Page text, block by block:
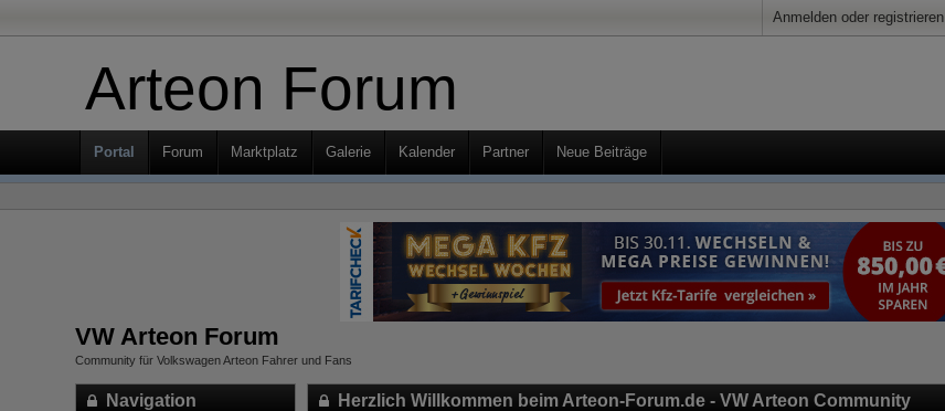
Anmelden oder registrieren
Arteon Forum
Portal Forum Marktplatz Galerie Kalender Partner Neue Beiträge
VW Arteon Forum
Community für Volkswagen Arteon Fahrer und Fans
Navigation Herzlich Willkommen beim Arteon-Forum.de - VW Arteon Community